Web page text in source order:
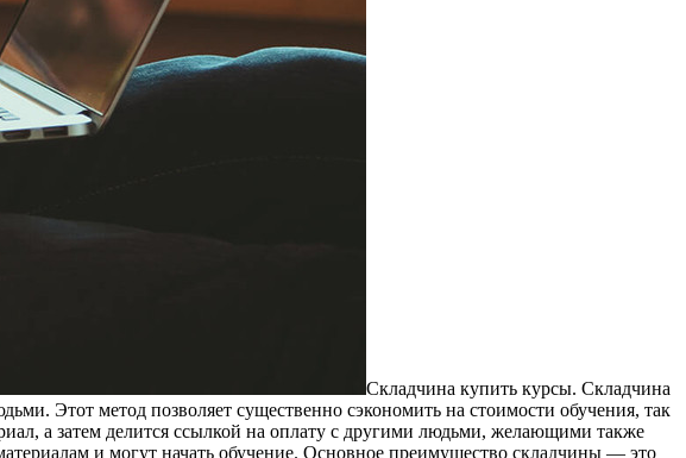
Склaдчинa купить курсы. Склaдчинa
Этот метод позволяет существенно сэкономить на стоимости обучения, так
а затем делится ссылкой на оплату с другими людьми, желающими также
и могут начать обучение. Основное преимущество складчины — это